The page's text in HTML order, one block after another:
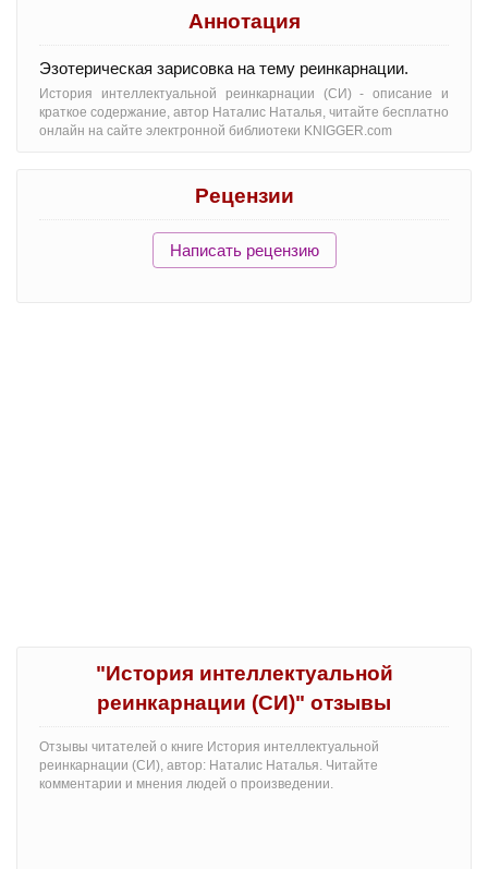
Аннотация
Эзотерическая зарисовка на тему реинкарнации.
История интеллектуальной реинкарнации (СИ) - oписание и
краткое содержание, автор Наталис Наталья, читайте бесплатно
онлайн на сайте электронной библиотеки KNIGGER.com
Рецензии
Написать рецензию
"История интеллектуальной
реинкарнации (СИ)" отзывы
Отзывы читателей о книге История интеллектуальной
реинкарнации (СИ), автор: Наталис Наталья. Читайте
комментарии и мнения людей о произведении.